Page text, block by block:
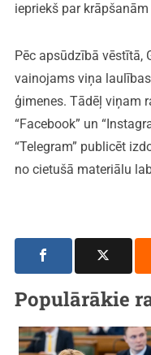
iepriekš par
Pēc apsūdzībā vēstītā,
vainojams viņa
ģimenes. Tādēļ viņam
“Facebook” un
“Telegram” publicēt
no cietušā materiālu
Populārākie